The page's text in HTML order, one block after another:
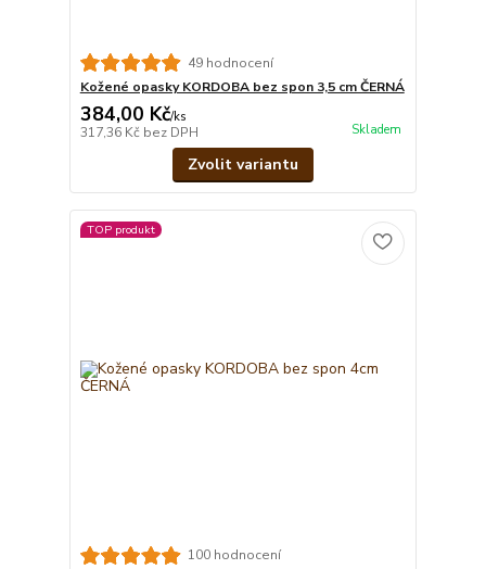
49 hodnocení
Kožené opasky KORDOBA bez spon 3,5 cm ČERNÁ
384,00 Kč/ks
317,36 Kč bez DPH Skladem
Zvolit variantu
TOP produkt
100 hodnocení